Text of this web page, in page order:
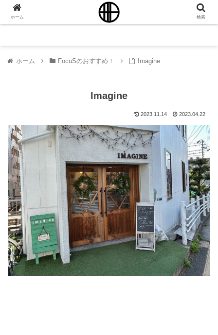
ホーム FocuSのおすすめ！ Imagine
Imagine
2023.11.14 2023.04.22
ホーム 検索